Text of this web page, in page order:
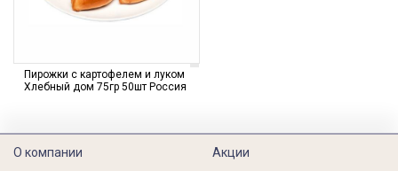
Пирожки с картофелем и луком
Хлебный дом 75гр 50шт Россия
О компании
Акции